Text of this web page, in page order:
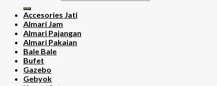
Accesories Jati
Almari Jam
Almari Pajangan
Almari Pakaian
Bale Bale
Bufet
Gazebo
Gebyok